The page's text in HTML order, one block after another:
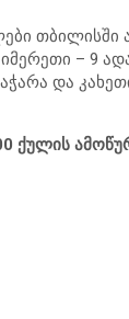
თბილისში
– 9
და
ქულის